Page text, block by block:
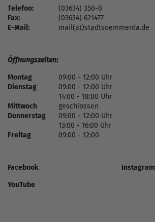
Telefon:
(03634) 350-0
Fax:
(03634) 621477
E-Mail:
mail(at)stadtsoemmerda.de
Öffnungszeiten:
Montag
09:00 - 12:00 Uhr
Dienstag
09:00 - 12:00 Uhr
14:00 - 18:00 Uhr
Mittwoch
geschlossen
Donnerstag
09:00 - 12:00 Uhr
13:00 - 16:00 Uhr
Freitag
09:00 - 12:00
Facebook
Instagram
YouTube